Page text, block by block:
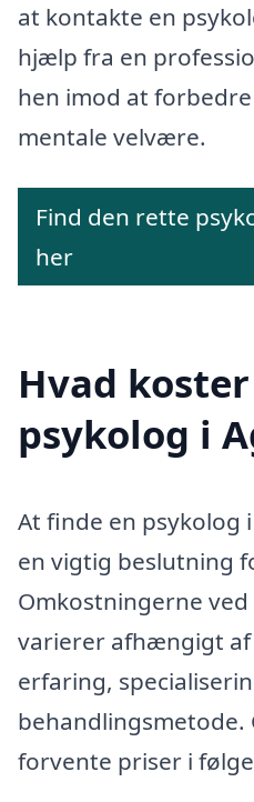
at kontakte en
hjælp fra en
hen imod at
mentale velvære.
Find den rette
her
Hvad
psykolog i
At finde en psykolog
en vigtig beslutning
Omkostningerne
varierer afhængigt af
erfaring,
behandlingsmetode.
forvente priser i